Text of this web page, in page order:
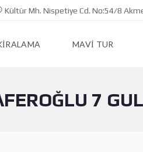
Kültür Mh. Nispetiye Cd. No:54/8
MAVI TUR
7